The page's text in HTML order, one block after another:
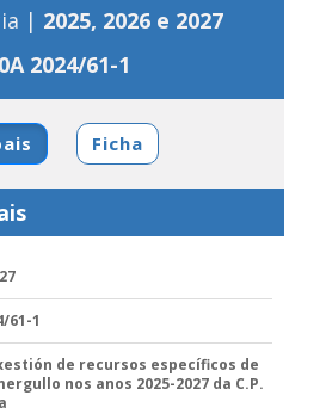
| 2025, 2026 e 2027
2024/61-1
Ficha
61-1
de recursos específicos de
nos anos 2025-2027 da C.P.